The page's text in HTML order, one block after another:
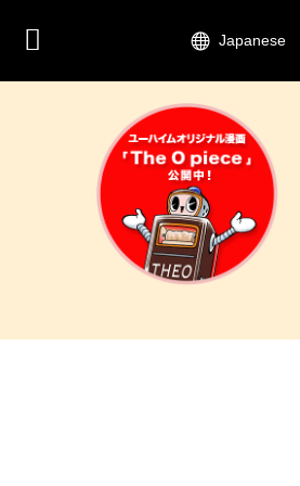
Japanese